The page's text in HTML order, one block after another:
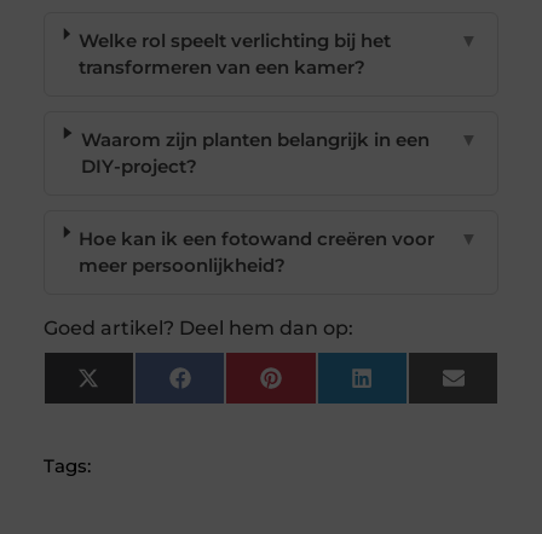
Welke rol speelt verlichting bij het
transformeren van een kamer?
▼
Waarom zijn planten belangrijk in een
DIY-project?
▼
Hoe kan ik een fotowand creëren voor
meer persoonlijkheid?
▼
Goed artikel? Deel hem dan op:
X
(Twitter)
FacebookPinterest LinkedIn Email
Tags: